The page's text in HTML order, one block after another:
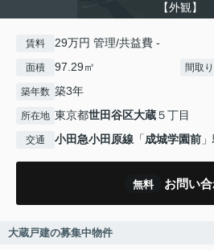
【外観】
賃料 29万円 管理/共益費 -
面積 97.29㎡ 間取り
築年数 築3年
所在地 東京都世田谷区大蔵５丁目
交通 小田急小田原線 「成城学園前
無料 お問い
大蔵戸建の募集中物件